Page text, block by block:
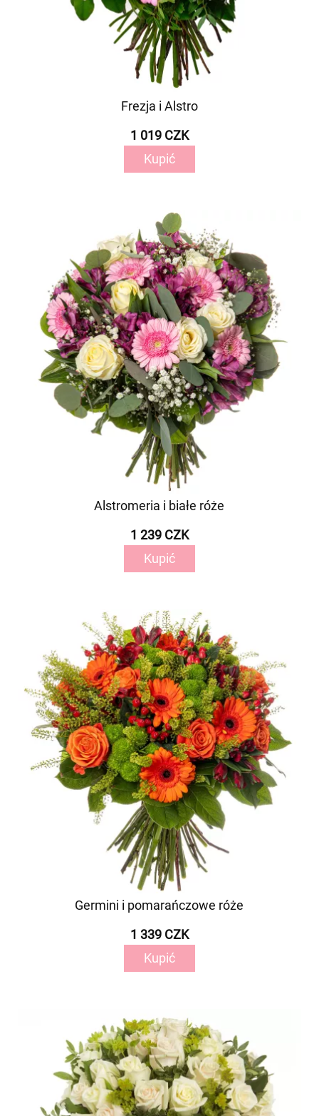
Frezja i Alstro
1 019 CZK
Kupić
Alstromeria i białe róże
1 239 CZK
Kupić
Germini i pomarańczowe róże
1 339 CZK
Kupić